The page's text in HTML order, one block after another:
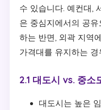
수 있습니다. 예컨대,
은 중심지에서의 공
하는 반면, 외곽 지역
가격대를 유지하는 경
2.1 대도시 vs. 중소
대도시는 높은